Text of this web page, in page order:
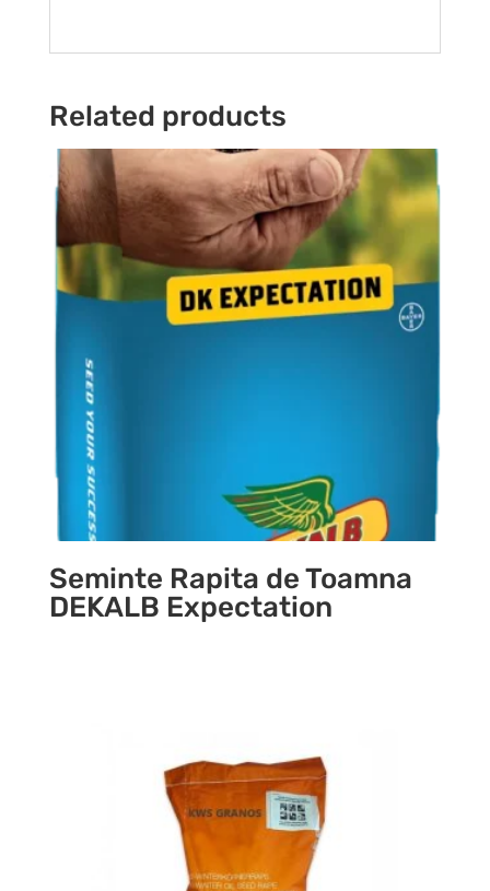
Related products
Seminte Rapita de Toamna
DEKALB Expectation